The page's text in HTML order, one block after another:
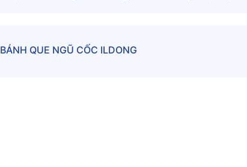
BÁNH QUE NGŨ CỐC ILDONG